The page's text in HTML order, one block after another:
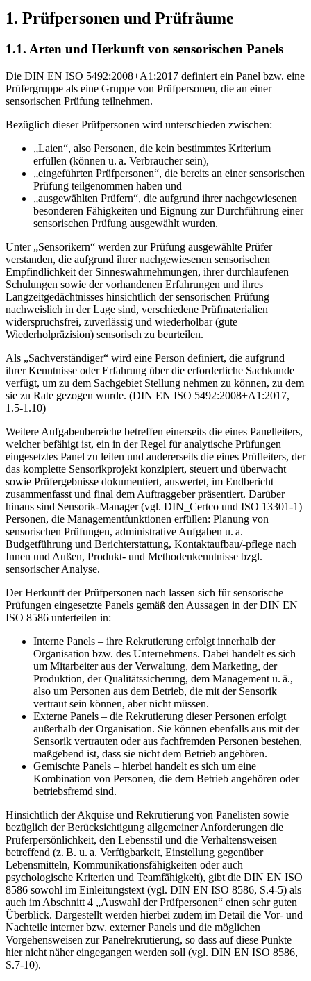
1. Prüfpersonen und Prüfräume
1.1. Arten und Herkunft von sensorischen Panels
Die DIN EN ISO 5492:2008+A1:2017 definiert ein Panel bzw. eine
Prüfergruppe als eine Gruppe von Prüfpersonen, die an einer
sensorischen Prüfung teilnehmen.
Bezüglich dieser Prüfpersonen wird unterschieden zwischen:
„Laien“, also Personen, die kein bestimmtes Kriterium
erfüllen (können u. a. Verbraucher sein),
„eingeführten Prüfpersonen“, die bereits an einer sensorischen
Prüfung teilgenommen haben und
„ausgewählten Prüfern“, die aufgrund ihrer nachgewiesenen
besonderen Fähigkeiten und Eignung zur Durchführung einer
sensorischen Prüfung ausgewählt wurden.
Unter „Sensorikern“ werden zur Prüfung ausgewählte Prüfer
verstanden, die aufgrund ihrer nachgewiesenen sensorischen
Empfindlichkeit der Sinneswahrnehmungen, ihrer durchlaufenen
Schulungen sowie der vorhandenen Erfahrungen und ihres
Langzeitgedächtnisses hinsichtlich der sensorischen Prüfung
nachweislich in der Lage sind, verschiedene Prüfmaterialien
widerspruchsfrei, zuverlässig und wiederholbar (gute
Wiederholpräzision) sensorisch zu beurteilen.
Als „Sachverständiger“ wird eine Person definiert, die aufgrund
ihrer Kenntnisse oder Erfahrung über die erforderliche Sachkunde
verfügt, um zu dem Sachgebiet Stellung nehmen zu können, zu dem
sie zu Rate gezogen wurde. (DIN EN ISO 5492:2008+A1:2017,
1.5-1.10)
Weitere Aufgabenbereiche betreffen einerseits die eines Panelleiters,
welcher befähigt ist, ein in der Regel für analytische Prüfungen
eingesetztes Panel zu leiten und andererseits die eines Prüfleiters, der
das komplette Sensorikprojekt konzipiert, steuert und überwacht
sowie Prüfergebnisse dokumentiert, auswertet, im Endbericht
zusammenfasst und final dem Auftraggeber präsentiert. Darüber
hinaus sind Sensorik-Manager (vgl. DIN_Certco und ISO 13301-1)
Personen, die Managementfunktionen erfüllen: Planung von
sensorischen Prüfungen, administrative Aufgaben u. a.
Budgetführung und Berichterstattung, Kontaktaufbau/-pflege nach
Innen und Außen, Produkt- und Methodenkenntnisse bzgl.
sensorischer Analyse.
Der Herkunft der Prüfpersonen nach lassen sich für sensorische
Prüfungen eingesetzte Panels gemäß den Aussagen in der DIN EN
ISO 8586 unterteilen in:
Interne Panels – ihre Rekrutierung erfolgt innerhalb der
Organisation bzw. des Unternehmens. Dabei handelt es sich
um Mitarbeiter aus der Verwaltung, dem Marketing, der
Produktion, der Qualitätssicherung, dem Management u. ä.,
also um Personen aus dem Betrieb, die mit der Sensorik
vertraut sein können, aber nicht müssen.
Externe Panels – die Rekrutierung dieser Personen erfolgt
außerhalb der Organisation. Sie können ebenfalls aus mit der
Sensorik vertrauten oder aus fachfremden Personen bestehen,
maßgebend ist, dass sie nicht dem Betrieb angehören.
Gemischte Panels – hierbei handelt es sich um eine
Kombination von Personen, die dem Betrieb angehören oder
betriebsfremd sind.
Hinsichtlich der Akquise und Rekrutierung von Panelisten sowie
bezüglich der Berücksichtigung allgemeiner Anforderungen die
Prüferpersönlichkeit, den Lebensstil und die Verhaltensweisen
betreffend (z. B. u. a. Verfügbarkeit, Einstellung gegenüber
Lebensmitteln, Kommunikationsfähigkeiten oder auch
psychologische Kriterien und Teamfähigkeit), gibt die DIN EN ISO
8586 sowohl im Einleitungstext (vgl. DIN EN ISO 8586, S.4-5) als
auch im Abschnitt 4 „Auswahl der Prüfpersonen“ einen sehr guten
Überblick. Dargestellt werden hierbei zudem im Detail die Vor- und
Nachteile interner bzw. externer Panels und die möglichen
Vorgehensweisen zur Panelrekrutierung, so dass auf diese Punkte
hier nicht näher eingegangen werden soll (vgl. DIN EN ISO 8586,
S.7-10).